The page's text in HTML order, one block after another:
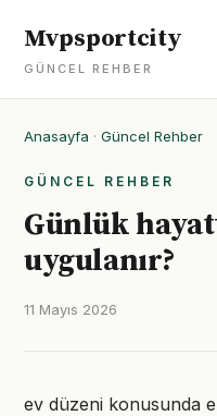
Mvpsportcity
GÜNCEL REHBER
Anasayfa · Güncel Rehber
GÜNCEL REHBER
Günlük
uygulanır?
11 Mayıs 2026
ev düzeni konusunda